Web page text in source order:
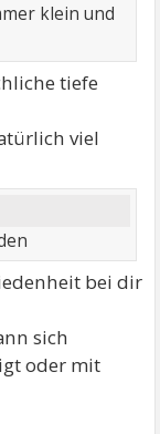
klein und
tiefe
viel
bei dir
sich
oder mit